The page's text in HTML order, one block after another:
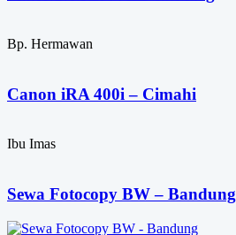
Bp. Hermawan
Canon iRA 400i – Cimahi
Ibu Imas
Sewa Fotocopy BW – Bandung